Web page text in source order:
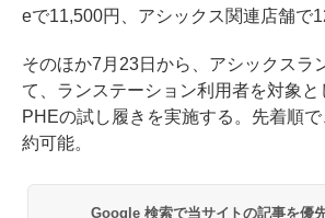
eで11,500円、アシックス関連店舗で
そのほか7月23日から、アシックスラ
て、ランステーション利用者を対象
PHEの試し履きを実施する。先着順
約可能。
Google 検索で当サイトの記事を優